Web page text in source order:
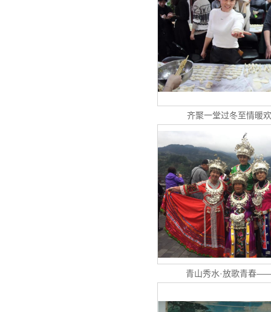
齐聚一堂过冬至情暖
青山秀水·放歌青春